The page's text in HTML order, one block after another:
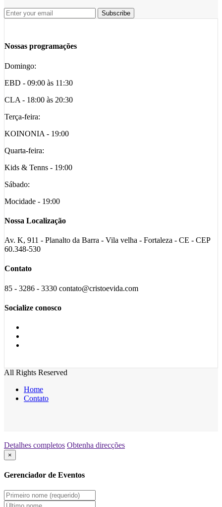
Nossas programações
Domingo:
EBD - 09:00 às 11:30
CLA - 18:00 às 20:30
Terça-feira:
KOINONIA - 19:00
Quarta-feira:
Kids & Tenns - 19:00
Sábado:
Mocidade - 19:00
Nossa Localização
Av. K, 911 - Planalto da Barra - Vila velha - Fortaleza - CE - CEP
60.348-530
Contato
85 - 3286 - 3330 contato@cristoevida.com
Socialize conosco
All Rights Reserved
Home
Contato
Detalhes completos Obtenha direcções
×
Gerenciador de Eventos